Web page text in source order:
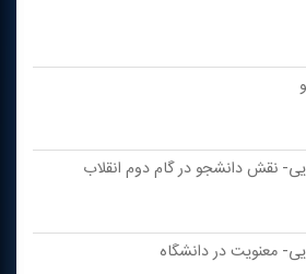
نقش دانشجو در گام دوم انقلاب
معنویت در دانشگاه